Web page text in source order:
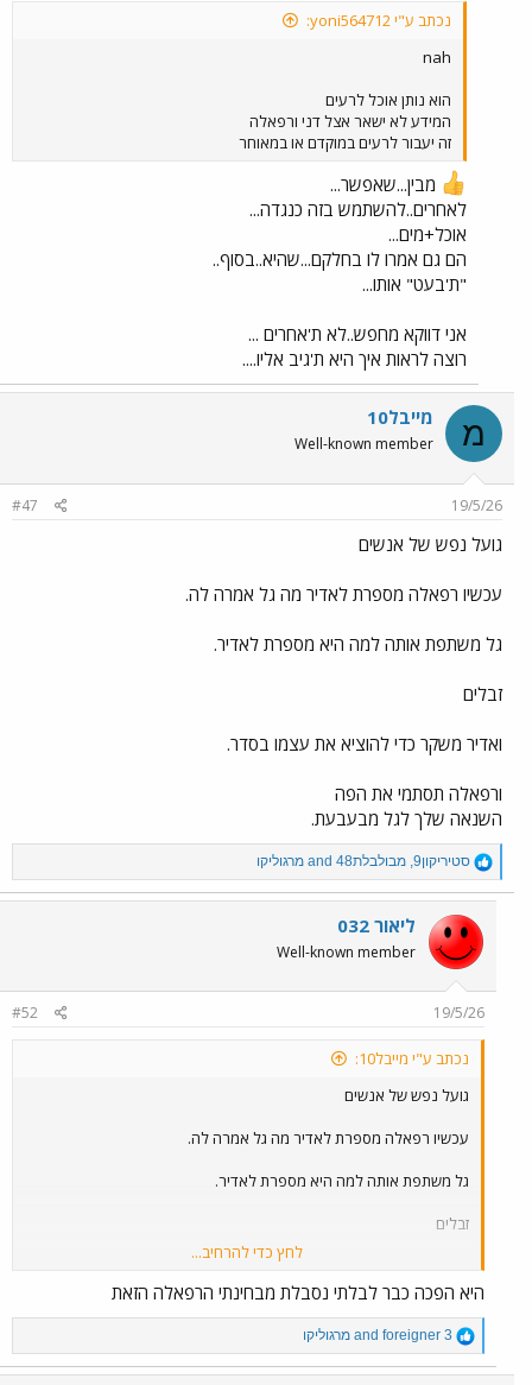
נכתב ע"י yoni564712:
nah
הוא נותן אוכל לרעים
המידע לא ישאר אצל דני ורפאלה
זה יעבור לרעים במוקדם או במאוחר
מבין...שאפשר...
לאחרים..להשתמש בזה כנגדה...
אוכל+מים...
הם גם אמרו לו בחלקם...שהיא..בסוף..
"ת'בעט" אותו...
אני דווקא מחפש..לא ת'אחרים ...
רוצה לראות איך היא ת'גיב אליו....
מ מייבל10
Well-known member
19/5/26
#47
גועל נפש של אנשים
עכשיו רפאלה מספרת לאדיר מה גל אמרה לה.
גל משתפת אותה למה היא מספרת לאדיר.
זבלים
ואדיר משקר כדי להוציא את עצמו בסדר.
ורפאלה תסתמי את הפה
השנאה שלך לגל מבעבעת.
R
e
a
c
i
o
n
s
סטיריקון9 מבולבלת48 מרגוליקו
ליאור 032
Well-known member
19/5/26
#52
נכתב ע"י מייבל10:
גועל נפש של אנשים
עכשיו רפאלה מספרת לאדיר מה גל אמרה לה.
גל משתפת אותה למה היא מספרת לאדיר.
זבלים
ואדיר משקר כדי להוציא את עצמו בסדר.
השנאה שלך לגל מבעבעת.
לחץ כדי להרחיב...
היא הפכה כבר לבלתי נסבלת מבחינתי הרפאלה הזאת
R
e
a
foreigner 3 מרגוליקו